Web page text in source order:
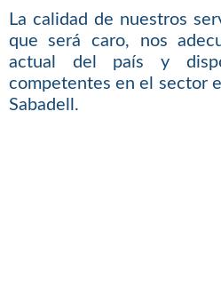
La calidad de nuestros
que será caro, nos
actual del país y
competentes en el sector
Sabadell.